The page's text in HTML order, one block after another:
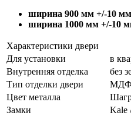
ширина 900 мм +/-10
ширина 1000 мм +/-10
Характеристики двери
Для установки
в
Внутренняя отделка
без
Тип отделки двери
Цвет металла
Замки
Kale